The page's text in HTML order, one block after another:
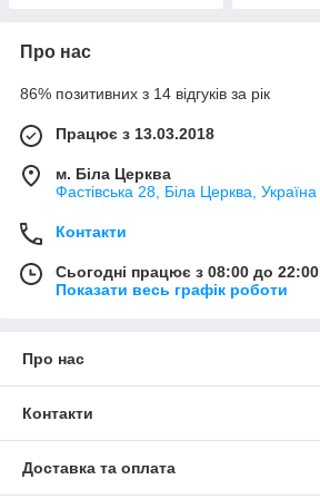
Про нас
86% позитивних з 14 відгуків за рік
Працює з 13.03.2018
м. Біла Церква
Фастівська 28, Біла Церква, Україна
Контакти
Сьогодні працює з 08:00 до 22:00
Показати весь графік роботи
Про нас
Контакти
Доставка та оплата